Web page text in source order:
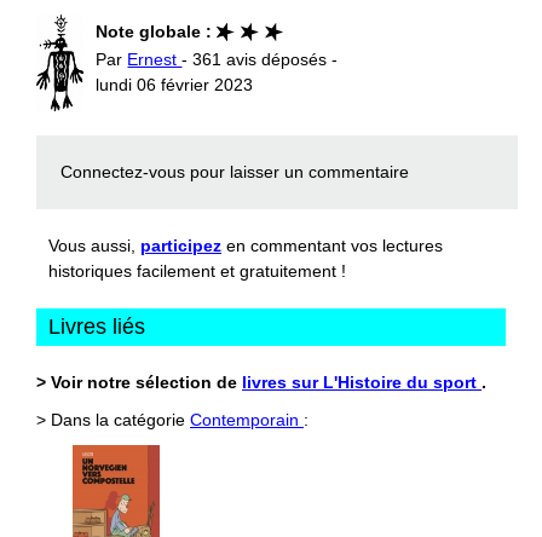
Note globale :
Par Ernest- 361 avis déposés -
lundi 06 février 2023
Connectez-vous pour laisser un commentaire
Vous aussi, participez en commentant vos lectures
historiques facilement et gratuitement !
Livres liés
> Voir notre sélection de livres sur L'Histoire du sport .
> Dans la catégorie Contemporain :